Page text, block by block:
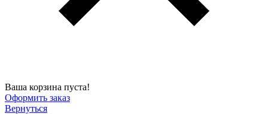
Ваша корзина пуста!
Оформить заказ
Вернуться